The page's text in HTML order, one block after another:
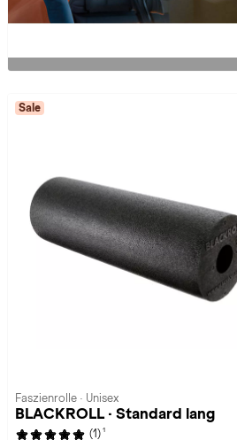
Sale
Faszienrolle · Unisex
BLACKROLL · Standard lang
(1) 1